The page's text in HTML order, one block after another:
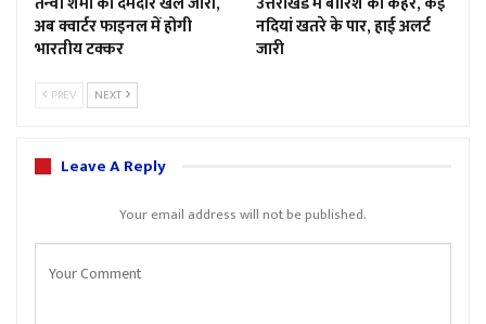
अब क्वार्टर फाइनल में होगी
भारतीय टक्कर
नदियां खतरे के पार, हाई अलर्ट
जारी
PREV NEXT
Leave A Reply
Your email address will not be published.